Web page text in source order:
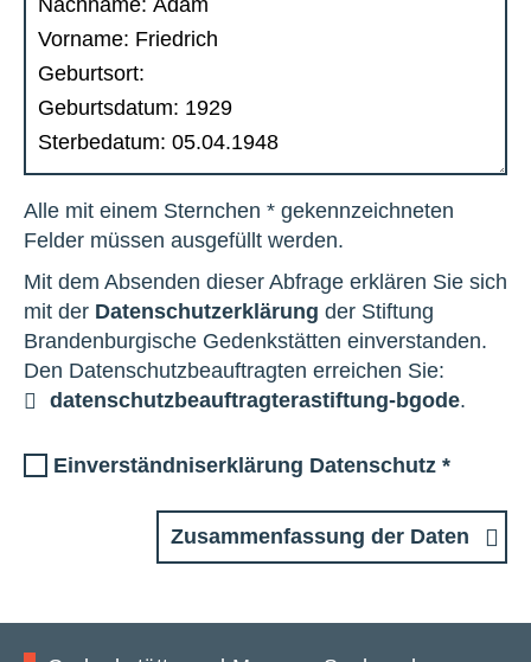
Alle mit einem Sternchen * gekennzeichneten
Felder müssen ausgefüllt werden.
Mit dem Absenden dieser Abfrage erklären Sie sich
mit der Datenschutzerklärung der Stiftung
Brandenburgische Gedenkstätten einverstanden.
Den Datenschutzbeauftragten erreichen Sie:
datenschutzbeauftragterastiftung-bgode.
Einverständniserklärung Datenschutz *
Zusammenfassung der Daten